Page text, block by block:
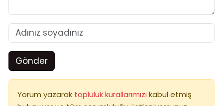
Gönder
Yorum yazarak topluluk kurallarımızı kabul etmiş